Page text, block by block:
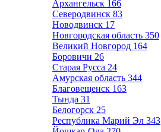
Архангельск 166
Северодвинск 83
Новодвинск 17
Новгородская область 350
Великий Новгород 164
Боровичи 26
Старая Русса 24
Амурская область 344
Благовещенск 163
Тында 31
Белогорск 25
Республика Марий Эл 343